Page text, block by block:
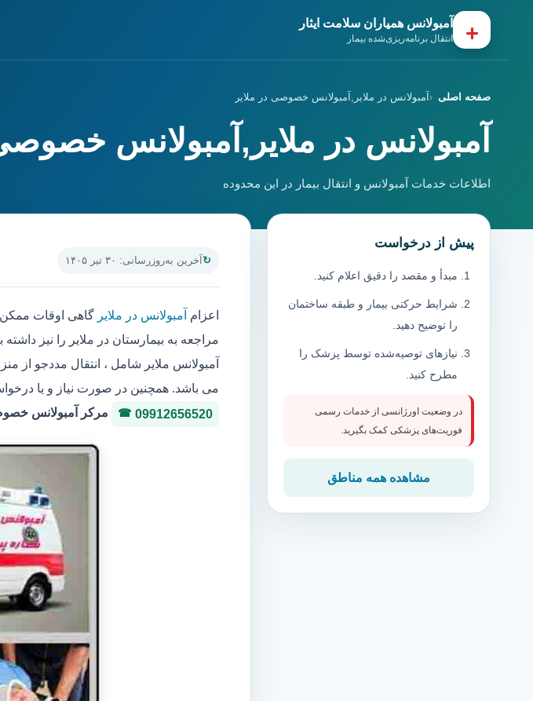
+ آمبولانس همیاران سلامت ایثار
انتقال برنامه‌ریزی‌شده بیمار
صفحه اصلی آمبولانس در ملایر,آمبولانس خصوصی در ملایر
آمبولانس در ملایر,آمبولانس
اطلاعات خدمات آمبولانس و انتقال بیمار در این محدوده
آخرین به‌روزرسانی: ۳۰ تیر ۱۴۰۵
اعزام آمبولانس در ملایر گاهی اوقات
مراجعه به بیمارستان در ملایر را نیز
آمبولانس ملایر شامل ، انتقال مددجو از
می باشد. همچنین در صورت نیاز و یا
09912656520
مرکر آمبولانس خصوصی همیاران
پیش از درخواست
مبدأ و مقصد را دقیق اعلام کنید.
شرایط حرکتی بیمار و طبقه ساختمان
را توضیح دهید.
نیازهای توصیه‌شده توسط پزشک را
مطرح کنید.
در وضعیت اورژانسی از خدمات رسمی
فوریت‌های پزشکی کمک بگیرید.
مشاهده همه مناطق